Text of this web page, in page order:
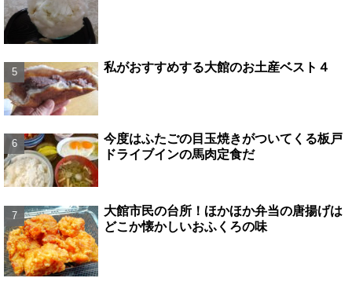
私がおすすめする大館のお土産ベスト４
今度はふたごの目玉焼きがついてくる板戸
ドライブインの馬肉定食だ
大館市民の台所！ほかほか弁当の唐揚げは
どこか懐かしいおふくろの味